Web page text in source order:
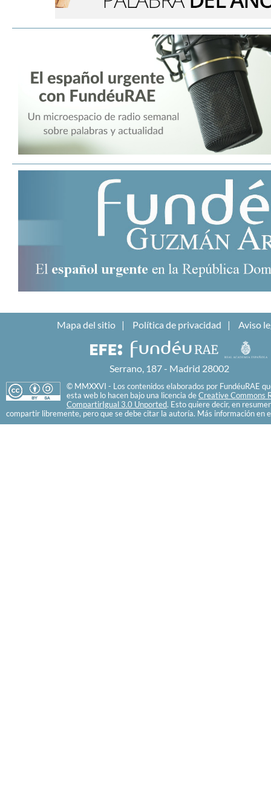
Mapa del sitio Política de privacidad Aviso
Serrano, 187 - Madrid 28002
© MMXXVI - Los contenidos elaborados por FundéuRAE
esta web lo hacen bajo una licencia de Creative Commons
CompartirIgual 3.0 Unported. Esto quiere decir, en
compartir libremente, pero que se debe citar la autoría. Más información en